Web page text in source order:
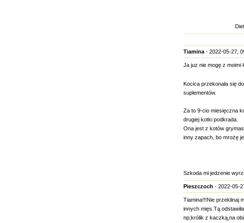
Tiamina- 2022-05-27,
Ja juz nie mogę z moimi
Kocica przekonała się
suplementów.
Za to 9-cio miesięczna
drugiej kotki podkrada.
Ona jest z kotów
inny zapach, bo mrożę
Szkoda mi jedzenie
Pieszczoch - 2022-05-
Tiamina!!!Nie przeklinaj
innych mięs.Tą
np;królik z kaczką,na